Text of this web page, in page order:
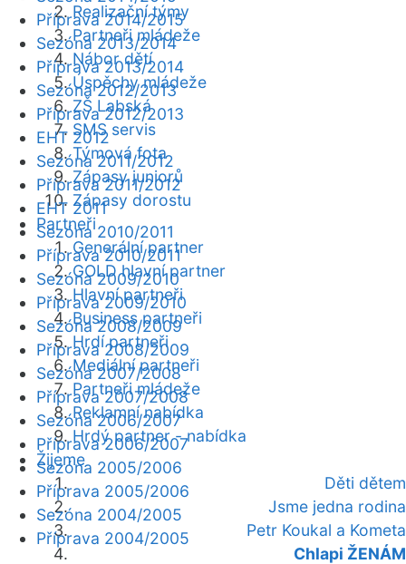
Realizační týmy
Partneři mládeže
Nábor dětí
Úspěchy mládeže
ZŠ Labská
SMS servis
Týmová fota
Zápasy juniorů
Zápasy dorostu
Partneři
Generální partner
GOLD hlavní partner
Hlavní partneři
Business partneři
Hrdí partneři
Mediální partneři
Partneři mládeže
Reklamní nabídka
Hrdý partner - nabídka
Žijeme
Děti dětem
Jsme jedna rodina
Petr Koukal a Kometa
Chlapi ŽENÁM
Příprava 2014/2015
Sezóna 2013/2014
Příprava 2013/2014
Sezóna 2012/2013
Příprava 2012/2013
EHT 2012
Sezóna 2011/2012
Příprava 2011/2012
EHT 2011
Sezóna 2010/2011
Příprava 2010/2011
Sezóna 2009/2010
Příprava 2009/2010
Sezóna 2008/2009
Příprava 2008/2009
Sezóna 2007/2008
Příprava 2007/2008
Sezóna 2006/2007
Příprava 2006/2007
Sezóna 2005/2006
Příprava 2005/2006
Sezóna 2004/2005
Příprava 2004/2005